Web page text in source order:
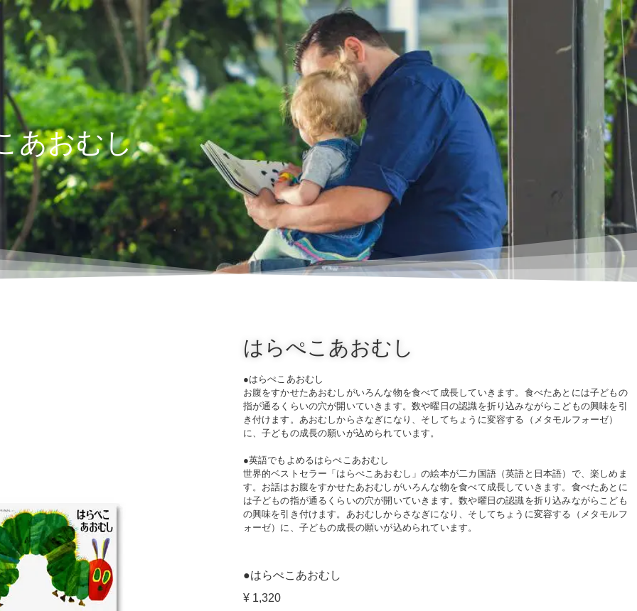
あおむし
はらぺこあおむし
●はらぺこあおむし
お腹をすかせたあおむしがいろんな物を食べて成長していきます。食べたあとには子どもの
指が通るくらいの穴が開いていきます。数や曜日の認識を折り込みながらこどもの興味を引
き付けます。あおむしからさなぎになり、そしてちょうに変容する（メタモルフォーゼ）
に、子どもの成長の願いが込められています。
●英語でもよめるはらぺこあおむし
世界的ベストセラー「はらぺこあおむし」の絵本が二カ国語（英語と日本語）で、楽しめま
す。お話はお腹をすかせたあおむしがいろんな物を食べて成長していきます。食べたあとに
は子どもの指が通るくらいの穴が開いていきます。数や曜日の認識を折り込みながらこども
の興味を引き付けます。あおむしからさなぎになり、そしてちょうに変容する（メタモルフ
ォーゼ）に、子どもの成長の願いが込められています。
●はらぺこあおむし
¥ 1,320